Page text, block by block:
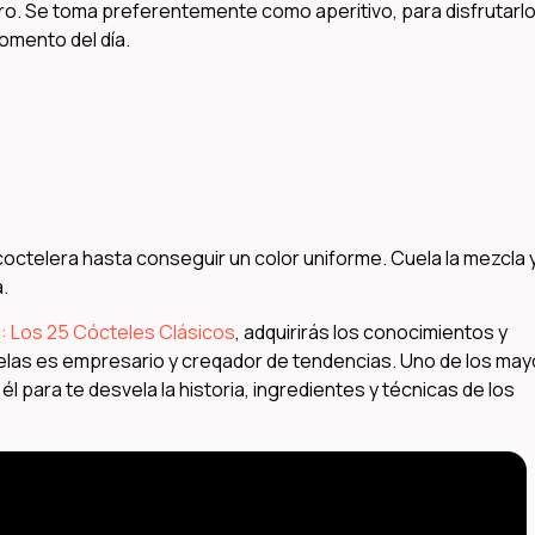
Se toma preferentemente como aperitivo, para disfrutarlo
del día.
hasta conseguir un color uniforme. Cuela la mezcla
Los 25 Cócteles Clásicos, adquirirás los conocimientos y
es empresario y creqador de tendencias. Uno de los
para te desvela la historia, ingredientes y técnicas de los